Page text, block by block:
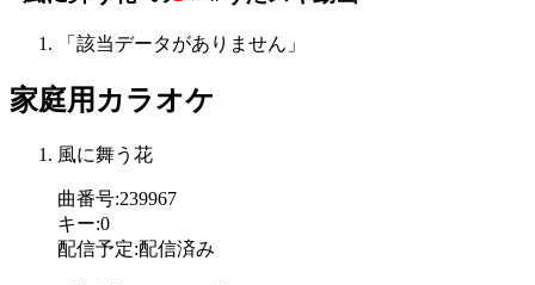
「該当データがありません」
家庭用カラオケ
風に舞う花
曲番号:239967
キー:0
配信予定:配信済み